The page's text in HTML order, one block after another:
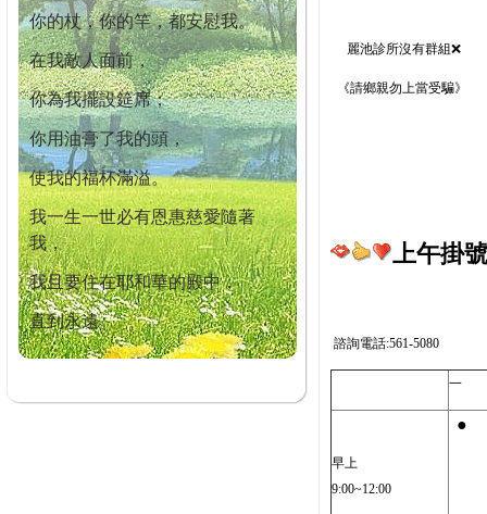
你的杖，你的竿，都安慰我。
在我敵人面前，
你為我擺設筵席；
你用油膏了我的頭，
使我的福杯滿溢。
我一生一世必有恩惠慈愛隨著
我，
我且要住在耶和華的殿中，
直到永遠。
麗池診所沒有群組❌
《請鄉親勿上當受騙》
上午掛
諮詢電話:561-5080
一
早上
9:00~12:00
●